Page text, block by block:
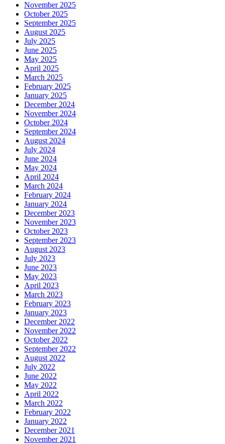
November 2025
October 2025
September 2025
August 2025
July 2025
June 2025
May 2025
April 2025
March 2025
February 2025
January 2025
December 2024
November 2024
October 2024
September 2024
August 2024
July 2024
June 2024
May 2024
April 2024
March 2024
February 2024
January 2024
December 2023
November 2023
October 2023
September 2023
August 2023
July 2023
June 2023
May 2023
April 2023
March 2023
February 2023
January 2023
December 2022
November 2022
October 2022
September 2022
August 2022
July 2022
June 2022
May 2022
April 2022
March 2022
February 2022
January 2022
December 2021
November 2021